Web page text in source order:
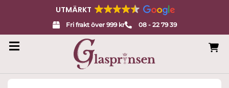
UTMÄRKT
Fri frakt över 999 kr 08 - 22 79 39
Search